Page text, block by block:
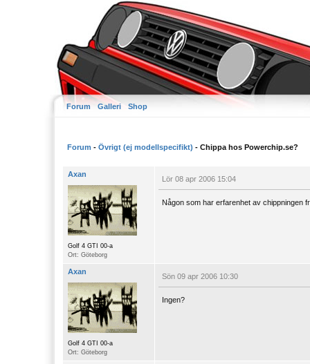
Forum Galleri Shop
Forum - Övrigt (ej modellspecifikt) - Chippa hos Powerchip.se?
Axan
Golf 4 GTI 00-a
Ort: Göteborg
Lör 08 apr 2006 15:04
Någon som har erfarenhet av chippningen
Axan
Golf 4 GTI 00-a
Ort: Göteborg
Sön 09 apr 2006 10:30
Ingen?